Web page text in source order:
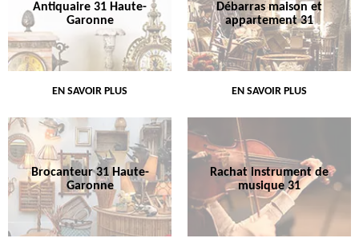
Antiquaire 31 Haute-
Garonne
EN SAVOIR PLUS
Débarras maison et
appartement 31
EN SAVOIR PLUS
Brocanteur 31 Haute-
Garonne
Rachat instrument de
musique 31